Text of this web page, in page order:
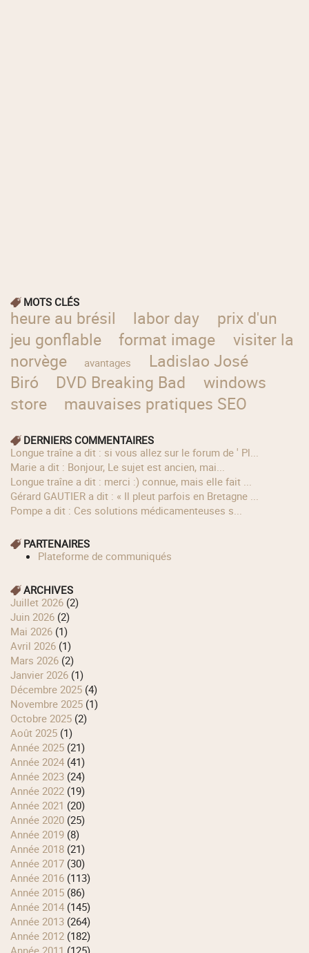
MOTS CLÉS
heure au brésil labor day
prix d'un
jeu gonflable
format image
visiter la
norvège
avantages
Ladislao José
Biró
DVD Breaking Bad
windows
store
mauvaises pratiques SEO
DERNIERS COMMENTAIRES
longue traîne a dit : si vous allez sur le forum de ' Pl...
Marie a dit : Bonjour, Le sujet est ancien, mai...
longue traîne a dit : merci :) connue, mais elle fait ...
Gérard GAUTIER a dit : « Il pleut parfois en Bretagne ...
Pompe a dit : Ces solutions médicamenteuses s...
PARTENAIRES
Plateforme de communiqués
ARCHIVES
juillet 2026 (2)
juin 2026 (2)
mai 2026 (1)
avril 2026 (1)
mars 2026 (2)
janvier 2026 (1)
décembre 2025 (4)
novembre 2025 (1)
octobre 2025 (2)
août 2025 (1)
année 2025 (21)
année 2024 (41)
année 2023 (24)
année 2022 (19)
année 2021 (20)
année 2020 (25)
année 2019 (8)
année 2018 (21)
année 2017 (30)
année 2016 (113)
année 2015 (86)
année 2014 (145)
année 2013 (264)
année 2012 (182)
année 2011 (125)